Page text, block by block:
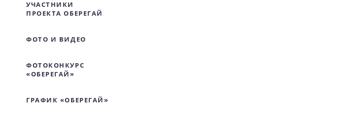
УЧАСТНИКИ
ПРОЕКТА ОБЕРЕГАЙ
ФОТО И ВИДЕО
ФОТОКОНКУРС
«ОБЕРЕГАЙ»
ГРАФИК «ОБЕРЕГАЙ»